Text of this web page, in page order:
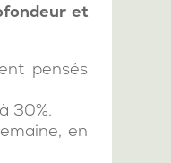
et
pensés
30%.
en